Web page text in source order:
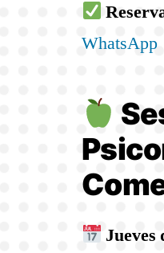
WhatsApp
Jueves